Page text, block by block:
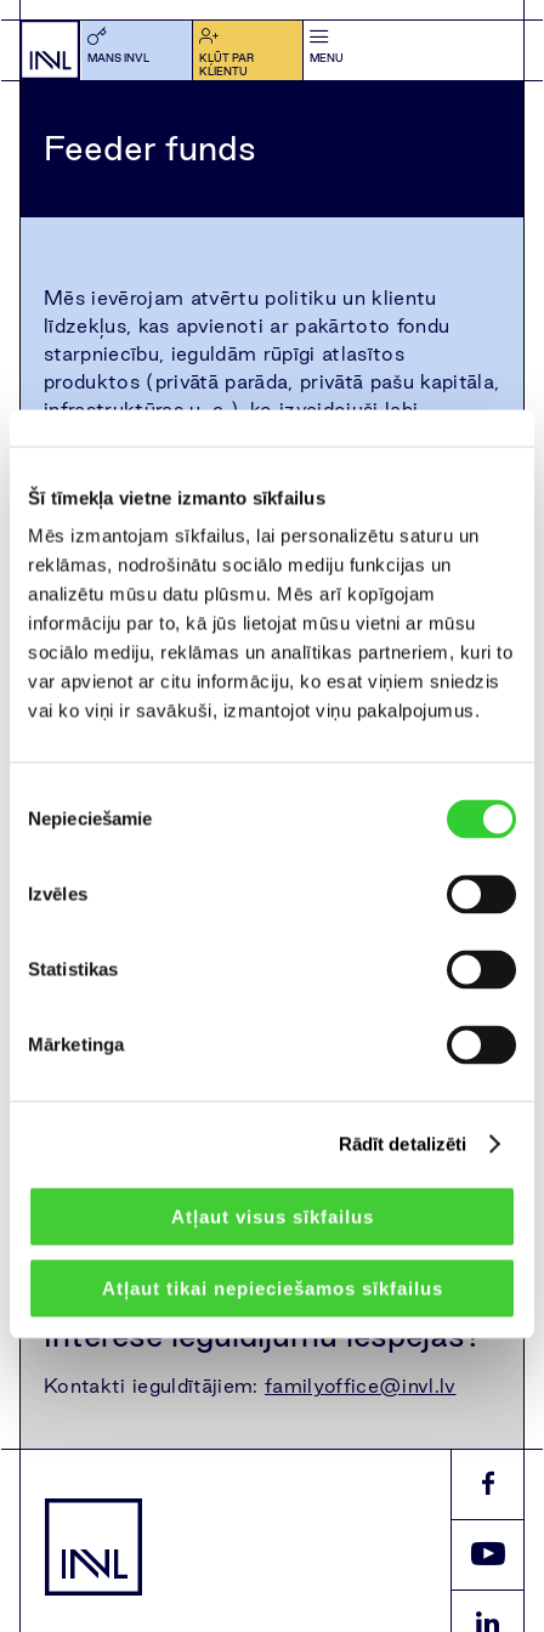
Šī tīmekļa vietne izmanto sīkfailus
Mēs izmantojam sīkfailus, lai personalizētu saturu un
reklāmas, nodrošinātu sociālo mediju funkcijas un
analizētu mūsu datu plūsmu. Mēs arī kopīgojam
informāciju par to, kā jūs lietojat mūsu vietni ar mūsu
sociālo mediju, reklāmas un analītikas partneriem, kuri to
var apvienot ar citu informāciju, ko esat viņiem sniedzis
vai ko viņi ir savākuši, izmantojot viņu pakalpojumus.
izvēle
Nepieciešamie
Izvēles
Statistikas
Mārketinga
Rādīt detalizēti
Atļaut visus sīkfailus
Atļaut tikai nepieciešamos sīkfailus
MANS INVL
KĻŪT PAR
KLIENTU
MENU
Feeder funds
Mēs ievērojam atvērtu politiku un klientu
līdzekļus, kas apvienoti ar pakārtoto fondu
starpniecību, ieguldām rūpīgi atlasītos
produktos (privātā parāda, privātā pašu kapitāla,
infrastruktūras u. c.), ko izveidojuši labi
INVL Sustainable Timberland and
Farmland Fund II – Capital Fund
INVL Private Equity Fund II
Global Infrastructure Select Fund
Global Real Estate Select Fund
Global Power Opportunities Access
Fund
INVL Bridge Finance Fund
Global Strategic Lending Access Fund
INVL Defence Infrastructure Fund I
Interesē ieguldījumu iespējas?
Kontakti ieguldītājiem: familyoffice@invl.lv